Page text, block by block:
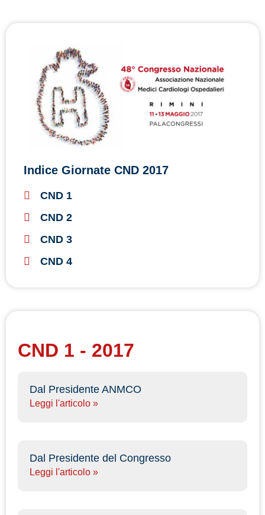
CND 1 - 2017
Dal Presidente ANMCO
Leggi l'articolo »
Dal Presidente del Congresso
Leggi l'articolo »
Indice Giornate CND 2017
CND 1
CND 2
CND 3
CND 4